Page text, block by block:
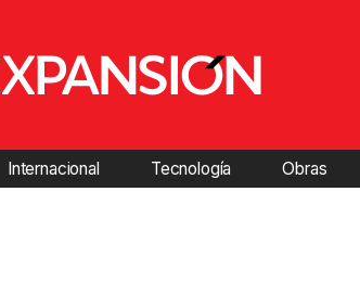
Internacional Tecnología Obras